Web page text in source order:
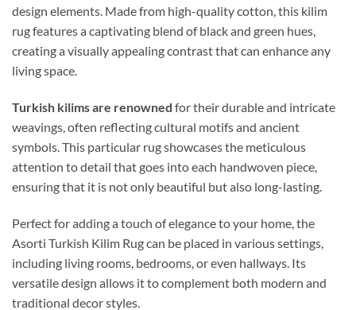
design elements. Made from high-quality cotton, this kilim
rug features a captivating blend of black and green hues,
creating a visually appealing contrast that can enhance any
living space.
Turkish kilims are renowned for their durable and intricate
weavings, often reflecting cultural motifs and ancient
symbols. This particular rug showcases the meticulous
attention to detail that goes into each handwoven piece,
ensuring that it is not only beautiful but also long-lasting.
Perfect for adding a touch of elegance to your home, the
Asorti Turkish Kilim Rug can be placed in various settings,
including living rooms, bedrooms, or even hallways. Its
versatile design allows it to complement both modern and
traditional decor styles.